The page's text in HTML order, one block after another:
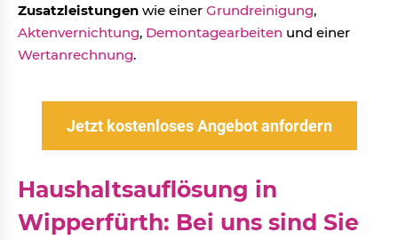
Zusatzleistungen wie einer Grundreinigung,
Aktenvernichtung, Demontagearbeiten und einer
Wertanrechnung.
Jetzt kostenloses Angebot anfordern
Haushaltsauflösung in
Wipperfürth: Bei uns sind Sie